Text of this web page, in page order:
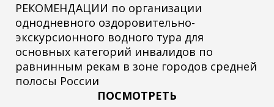
РЕКОМЕНДАЦИИ по организации
однодневного оздоровительно-
экскурсионного водного тура для
основных категорий инвалидов по
равнинным рекам в зоне городов средней
полосы России
ПОСМОТРЕТЬ